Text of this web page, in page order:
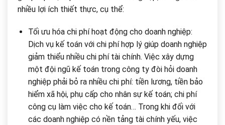
nhiều lợi ích thiết thực, cụ thể:
Tối ưu hóa chi phí hoạt động cho doanh nghiệp:
Dịch vụ kế toán với chi phí hợp lý giúp doanh nghiệp
giảm thiểu nhiều chi phí tài chính. Việc xây dựng
một đội ngũ kế toán trong công ty đòi hỏi doanh
nghiệp phải bỏ ra nhiều chi phí: tiền lương, tiền bảo
hiểm xã hội, phụ cấp cho nhân sự kế toán; chi phí
công cụ làm việc cho kế toán… Trong khi đối với
các doanh nghiệp có nền tảng tài chính yếu, việc